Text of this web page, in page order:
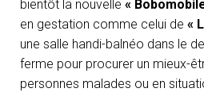
bientôt la nouvelle «
en gestation comme celui de «
une salle handi-balnéo dans le
ferme pour procurer un mieux-
personnes malades ou en